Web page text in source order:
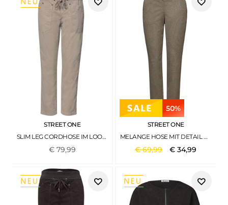
STREET ONE
SLIM LEG CORDHOSE IM LOOSE FIT FADING SAND
€ 79,99
50%
STREET ONE
MELANGE HOSE MIT DETAIL DARKEST BROWN MEL.
€69,99 €34,99